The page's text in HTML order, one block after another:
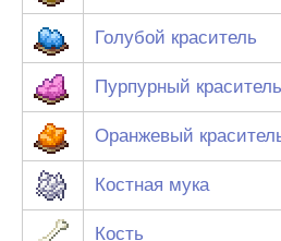
Голубой краситель
Пурпурный краситель
Оранжевый
Костная мука
Кость